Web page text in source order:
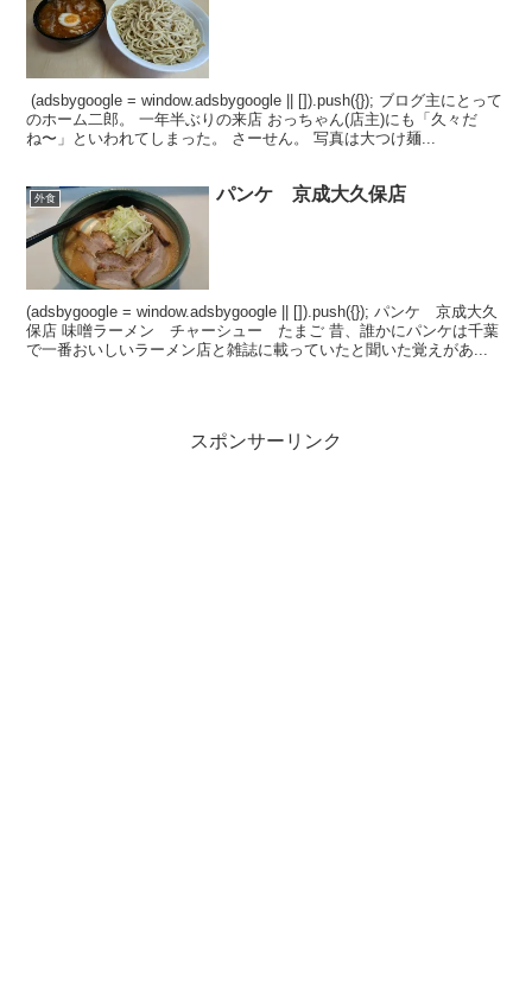
(adsbygoogle = window.adsbygoogle || []).push({}); ブログ主にとって
のホーム二郎。 一年半ぶりの来店 おっちゃん(店主)にも「久々だ
ね〜」といわれてしまった。 さーせん。 写真は大つけ麺...
外食 パンケ 京成大久保店
(adsbygoogle = window.adsbygoogle || []).push({}); パンケ 京成大久
保店 味噌ラーメン チャーシュー たまご 昔、誰かにパンケは千葉
で一番おいしいラーメン店と雑誌に載っていたと聞いた覚えがあ...
スポンサーリンク